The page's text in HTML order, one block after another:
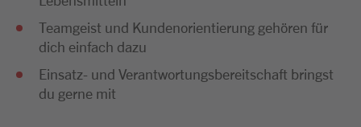
Teamgeist und Kundenorientierung gehören für
dich einfach dazu
Einsatz- und Verantwortungsbereitschaft bringst
du gerne mit